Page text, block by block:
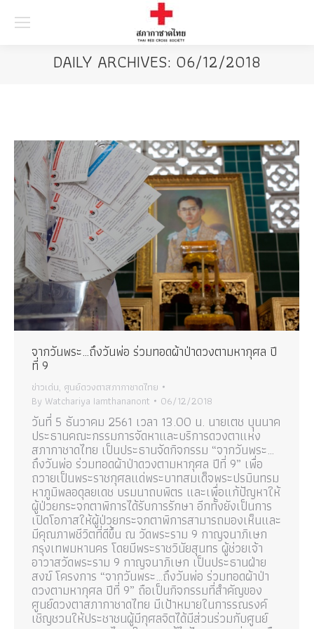
DAILY ARCHIVES: 06/12/2018
จากวันพระ…ถึงวันพ่อ ร่วมทอดผ้าป่าดวงตามหากุศล ปี
ที่ 9
ข่าวเด่น, ศูนย์ดวงตาสภากาชาดไทย
By Watchariya Iamthananont 06/12/2018
วันที่ 5 ธันวาคม 2561 เวลา 13.00 น. นายเตช บุนนาค
ประธานคณะกรรมการจัดหาและบริการดวงตาแห่ง
สภากาชาดไทย เป็นประธานจัดกิจกรรม “จากวันพระ…
ถึงวันพ่อ ร่วมทอดผ้าป่าดวงตามหากุศล ปีที่ 9” เพื่อ
ถวายเป็นพระราชกุศลแด่พระบาทสมเด็จพระปรมินทรม
หาภูมิพลอดุลยเดช บรมนาถบพิตร และเพื่อแก้ปัญหาให้
ผู้ป่วยกระจกตาพิการได้รับการรักษา อีกทั้งยังเป็นการ
เปิดโอกาสให้ผู้ป่วยกระจกตาพิการสามารถมองเห็นและ
มีคุณภาพชีวิตที่ดีขึ้น ณ วัดพระราม 9 กาญจนาภิเษก
กรุงเทพมหานคร โดยมีพระราชวินัยสุนทร ผู้ช่วยเจ้า
อาวาสวัดพระราม 9 กาญจนาภิเษก เป็นประธานฝ่าย
สงฆ์ โครงการ “จากวันพระ…ถึงวันพ่อ ร่วมทอดผ้าป่า
ดวงตามหากุศล ปีที่ 9” ถือเป็นกิจกรรมที่สำคัญของ
ศูนย์ดวงตาสภากาชาดไทย มีเป้าหมายในการรณรงค์
เชิญชวนให้ประชาชนผู้มีกุศลจิตได้มีส่วนร่วมกับศูนย์